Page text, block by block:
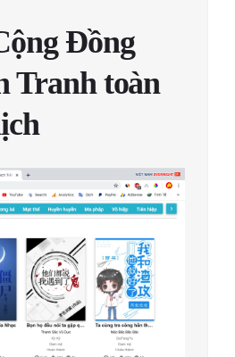
Đồng
Tranh toàn